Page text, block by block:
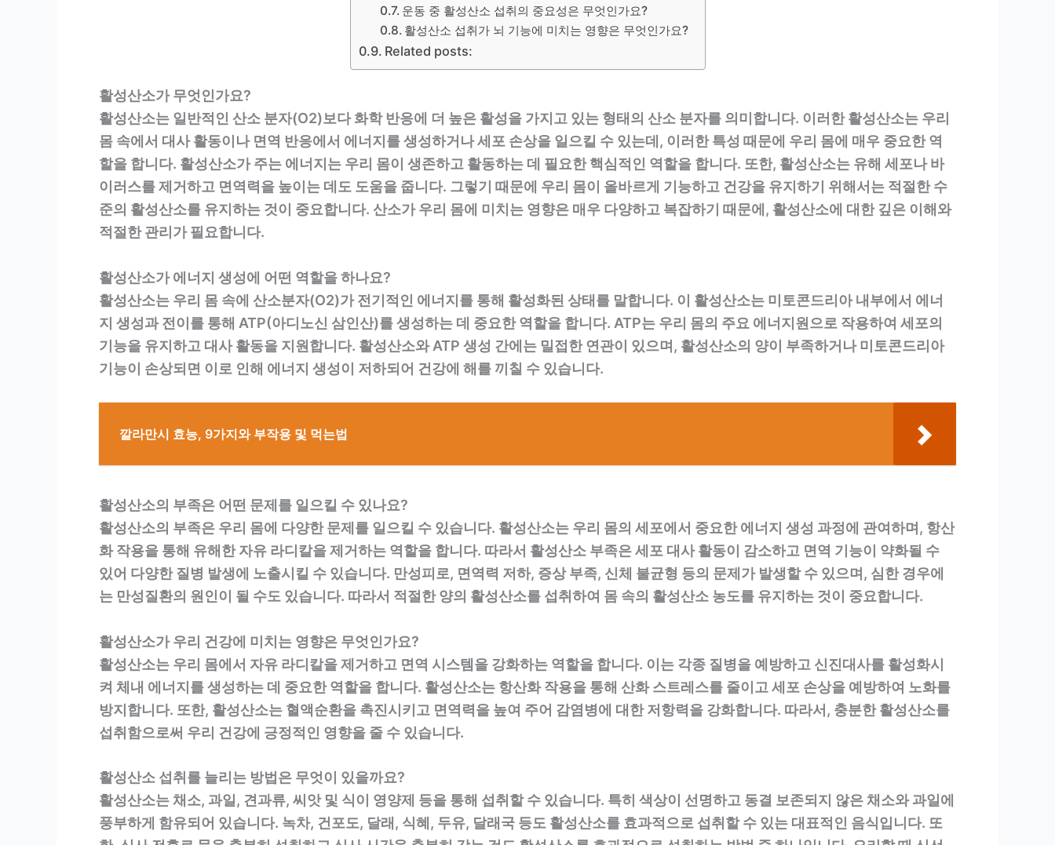
운동 중 활성산소 섭취의 중요성은 무엇인가요?
활성산소 섭취가 뇌 기능에 미치는 영향은 무엇인가요?
Related posts:
활성산소가 무엇인가요?
활성산소는 일반적인 산소 분자(O2)보다 화학 반응에 더 높은 활성을 가지고 있는 형태의 산소 분자를 의미합니다. 이러한 활성산소는 우리
몸 속에서 대사 활동이나 면역 반응에서 에너지를 생성하거나 세포 손상을 일으킬 수 있는데, 이러한 특성 때문에 우리 몸에 매우 중요한 역
할을 합니다. 활성산소가 주는 에너지는 우리 몸이 생존하고 활동하는 데 필요한 핵심적인 역할을 합니다. 또한, 활성산소는 유해 세포나 바
이러스를 제거하고 면역력을 높이는 데도 도움을 줍니다. 그렇기 때문에 우리 몸이 올바르게 기능하고 건강을 유지하기 위해서는 적절한 수
준의 활성산소를 유지하는 것이 중요합니다. 산소가 우리 몸에 미치는 영향은 매우 다양하고 복잡하기 때문에, 활성산소에 대한 깊은 이해와
적절한 관리가 필요합니다.
활성산소가 에너지 생성에 어떤 역할을 하나요?
활성산소는 우리 몸 속에 산소분자(O2)가 전기적인 에너지를 통해 활성화된 상태를 말합니다. 이 활성산소는 미토콘드리아 내부에서 에너
지 생성과 전이를 통해 ATP(아디노신 삼인산)를 생성하는 데 중요한 역할을 합니다. ATP는 우리 몸의 주요 에너지원으로 작용하여 세포의
기능을 유지하고 대사 활동을 지원합니다. 활성산소와 ATP 생성 간에는 밀접한 연관이 있으며, 활성산소의 양이 부족하거나 미토콘드리아
기능이 손상되면 이로 인해 에너지 생성이 저하되어 건강에 해를 끼칠 수 있습니다.
깔라만시 효능, 9가지와 부작용 및 먹는법
활성산소의 부족은 어떤 문제를 일으킬 수 있나요?
활성산소의 부족은 우리 몸에 다양한 문제를 일으킬 수 있습니다. 활성산소는 우리 몸의 세포에서 중요한 에너지 생성 과정에 관여하며, 항산
화 작용을 통해 유해한 자유 라디칼을 제거하는 역할을 합니다. 따라서 활성산소 부족은 세포 대사 활동이 감소하고 면역 기능이 약화될 수
있어 다양한 질병 발생에 노출시킬 수 있습니다. 만성피로, 면역력 저하, 증상 부족, 신체 불균형 등의 문제가 발생할 수 있으며, 심한 경우에
는 만성질환의 원인이 될 수도 있습니다. 따라서 적절한 양의 활성산소를 섭취하여 몸 속의 활성산소 농도를 유지하는 것이 중요합니다.
활성산소가 우리 건강에 미치는 영향은 무엇인가요?
활성산소는 우리 몸에서 자유 라디칼을 제거하고 면역 시스템을 강화하는 역할을 합니다. 이는 각종 질병을 예방하고 신진대사를 활성화시
켜 체내 에너지를 생성하는 데 중요한 역할을 합니다. 활성산소는 항산화 작용을 통해 산화 스트레스를 줄이고 세포 손상을 예방하여 노화를
방지합니다. 또한, 활성산소는 혈액순환을 촉진시키고 면역력을 높여 주어 감염병에 대한 저항력을 강화합니다. 따라서, 충분한 활성산소를
섭취함으로써 우리 건강에 긍정적인 영향을 줄 수 있습니다.
활성산소 섭취를 늘리는 방법은 무엇이 있을까요?
활성산소는 채소, 과일, 견과류, 씨앗 및 식이 영양제 등을 통해 섭취할 수 있습니다. 특히 색상이 선명하고 동결 보존되지 않은 채소와 과일에
풍부하게 함유되어 있습니다. 녹차, 건포도, 달래, 식혜, 두유, 달래국 등도 활성산소를 효과적으로 섭취할 수 있는 대표적인 음식입니다. 또